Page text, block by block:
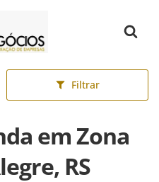
Filtrar
em Zona
RS